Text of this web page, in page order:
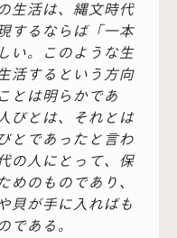
生活は、縄文時代
するならば「一本
い。このような生
活するという方向
とは明らかであ
びとは、それとは
とであったと言わ
の人にとって、保
めのものであり、
貝が手に入ればも
である。